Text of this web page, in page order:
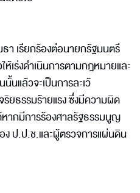
า เรียกร้องต่อนายกรัฐมนตรี
ห้เร่งดำเนินการตามกฎหมายและ
นแล้วจะเป็นการละเว้
ยธรรมร้ายแรง ซึ่งมีความผิด
ากมีการร้องศาลรัฐธรรมนูญ
ง ป.ป.ช.และผู้ตรวจการแผ่นดิน